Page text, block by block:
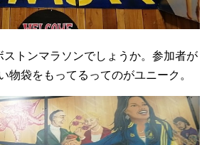
トンマラソンでしょうか。参加者が
物袋をもってるってのがユニーク。